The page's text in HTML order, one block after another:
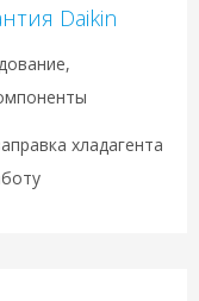
Daikin
хладагента